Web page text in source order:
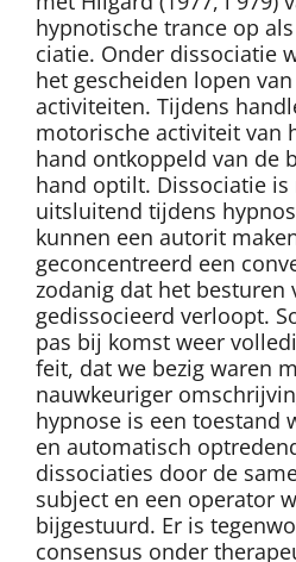
hypnotische trance op
ciatie. Onder dissociatie
het gescheiden lopen
activiteiten. Tijdens
motorische activiteit van
hand ontkoppeld van de
hand optilt. Dissociatie is
uitsluitend tijdens
kunnen een autorit
geconcentreerd een
zodanig dat het besturen
gedissocieerd verloopt.
pas bij komst weer
feit, dat we bezig waren
nauwkeuriger
hypnose is een toestand
en automatisch
dissociaties door de
subject en een operator
bijgestuurd. Er is
consensus onder